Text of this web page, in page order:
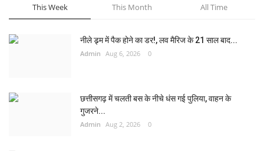
This Week This Month All Time
नीले ड्र्म में पैक होने का डर!, लव मैरिज के 21 साल बाद...
Admin Aug 6, 2026 0
छत्तीसगढ़ में चलती बस के नीचे धंस गई पुलिया, वाहन के
गुजरने...
Admin Aug 2, 2026 0